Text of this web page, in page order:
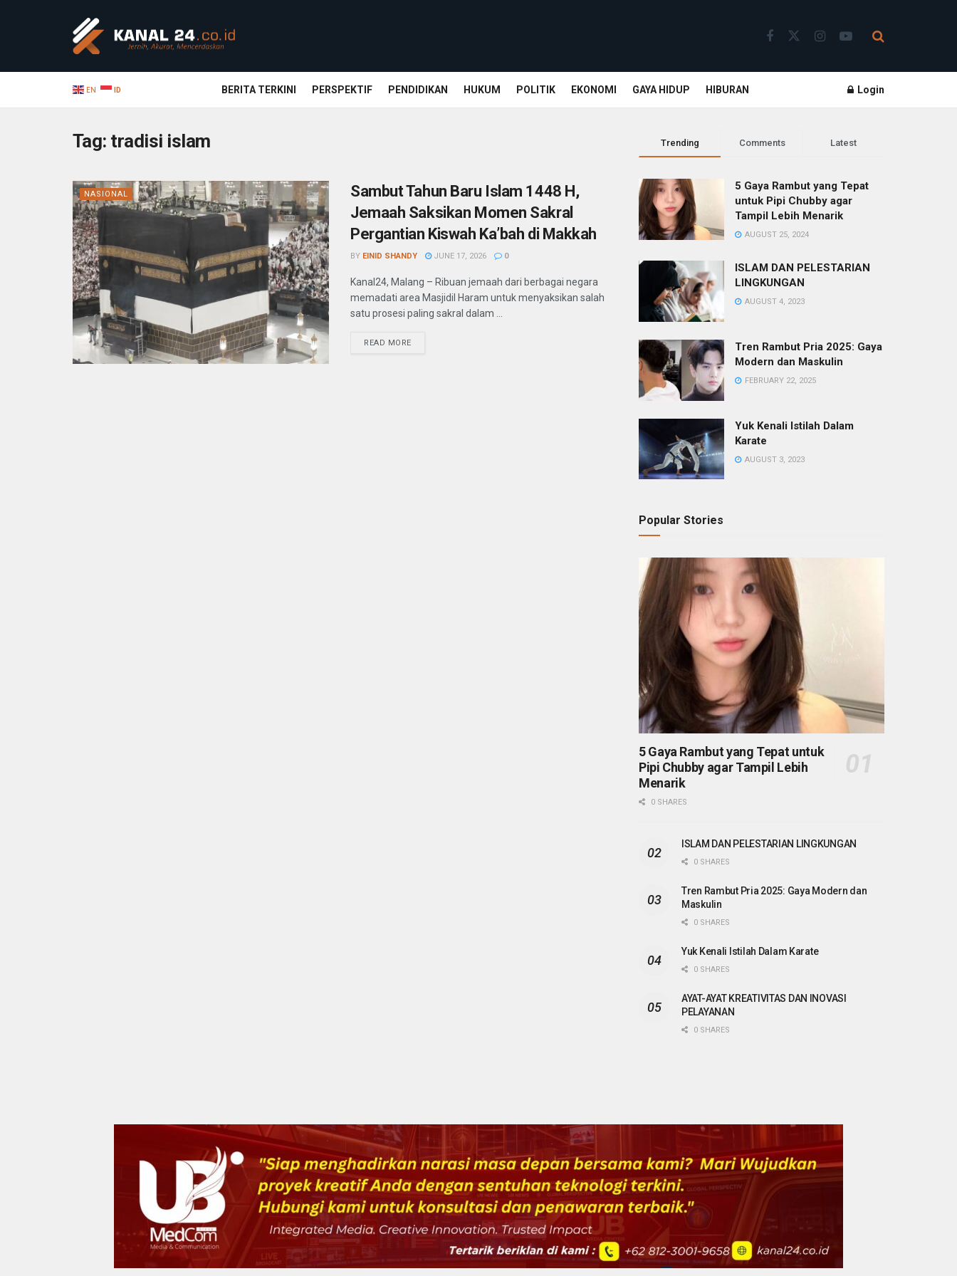
EN ID BERITA TERKINI PERSPEKTIF PENDIDIKAN HUKUM POLITIK EKONOMI GAYA HIDUP HIBURAN Login
Tag: tradisi islam
NASIONAL
Sambut Tahun Baru Islam 1448 H,
Jemaah Saksikan Momen Sakral
Pergantian Kiswah Ka’bah di Makkah
BY EINID SHANDY JUNE 17, 2026 0
Kanal24, Malang – Ribuan jemaah dari berbagai negara
memadati area Masjidil Haram untuk menyaksikan salah
satu prosesi paling sakral dalam ...
READ MORE
Trending Comments Latest
5 Gaya Rambut yang Tepat
untuk Pipi Chubby agar
Tampil Lebih Menarik
AUGUST 25, 2024
ISLAM DAN PELESTARIAN
LINGKUNGAN
AUGUST 4, 2023
Tren Rambut Pria 2025: Gaya
Modern dan Maskulin
FEBRUARY 22, 2025
Yuk Kenali Istilah Dalam
Karate
AUGUST 3, 2023
Popular Stories
5 Gaya Rambut yang Tepat untuk
Pipi Chubby agar Tampil Lebih
Menarik
0 SHARES
ISLAM DAN PELESTARIAN LINGKUNGAN
0 SHARES
Tren Rambut Pria 2025: Gaya Modern dan
Maskulin
0 SHARES
Yuk Kenali Istilah Dalam Karate
0 SHARES
AYAT-AYAT KREATIVITAS DAN INOVASI
PELAYANAN
0 SHARES